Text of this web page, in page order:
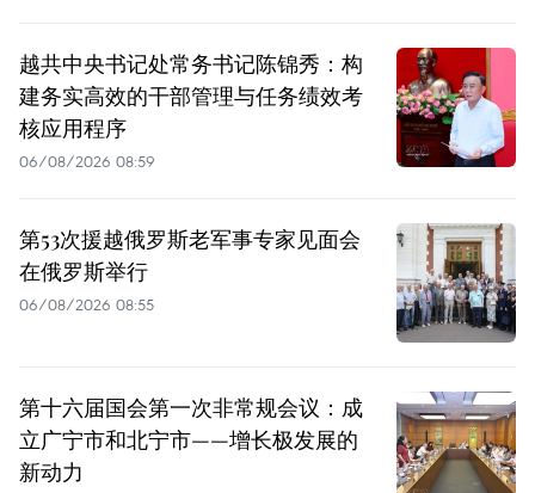
越共中央书记处常务书记陈锦秀：构
建务实高效的干部管理与任务绩效考
核应用程序
06/08/2026 08:59
第53次援越俄罗斯老军事专家见面会
在俄罗斯举行
06/08/2026 08:55
第十六届国会第一次非常规会议：成
立广宁市和北宁市——增长极发展的
新动力